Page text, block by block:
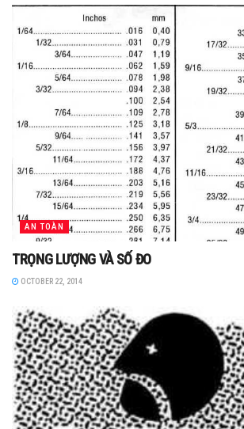
AN TOÀN
TRỌNG LƯỢNG VÀ SỐ ĐO
OCTOBER 22, 2014